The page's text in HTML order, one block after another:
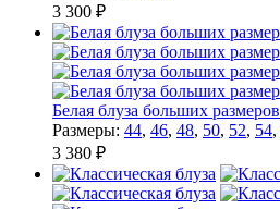
3 300 ₽
Белая блуза больших размеров
Размеры: 44, 46, 48, 50, 52, 54,
3 380 ₽